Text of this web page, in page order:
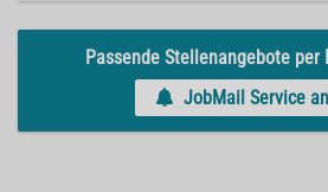
Passende Stellenangebote per
JobMail Service